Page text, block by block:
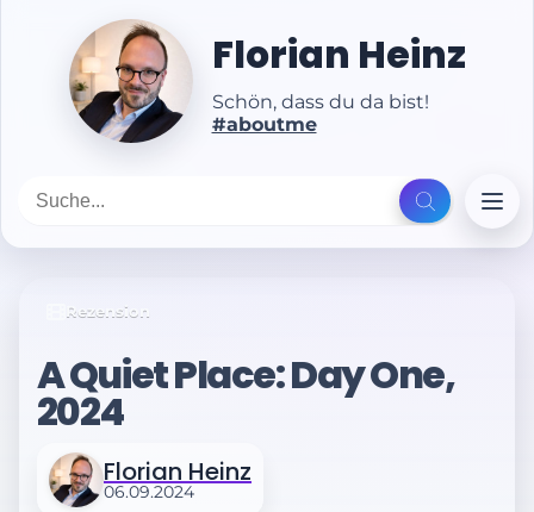
Florian Heinz
Schön, dass du da bist!
#aboutme
Rezension
A Quiet Place: Day One,
2024
Florian Heinz
06.09.2024